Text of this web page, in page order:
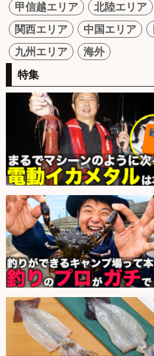
甲信越エリア
北陸エリア
関西エリア
中国エリア
九州エリア
海外
特集